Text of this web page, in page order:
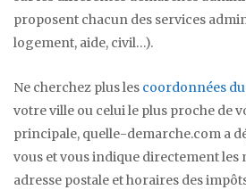
proposent chacun des services
logement, aide, civil…).
Ne cherchez plus les coordonnées
votre ville ou celui le plus proche de
principale, quelle-demarche.com a
vous et vous indique directement les
adresse postale et horaires des